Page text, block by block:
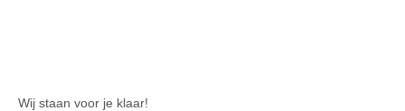
Wij staan voor je klaar!